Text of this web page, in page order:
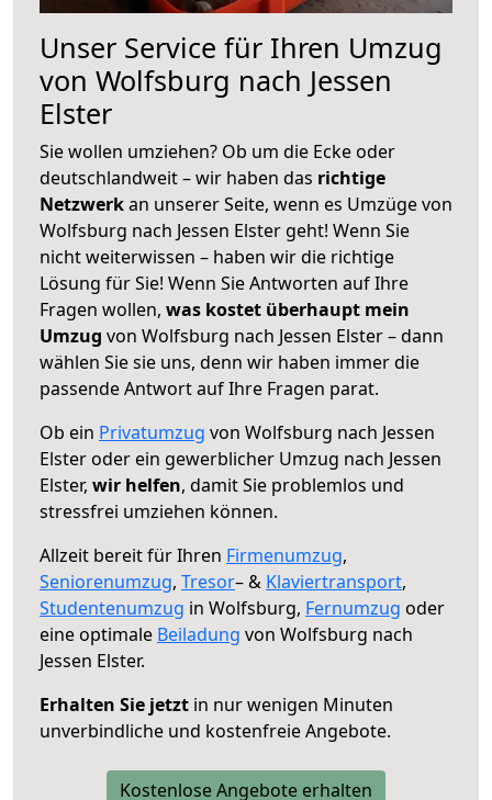
Unser Service für Ihren Umzug
von Wolfsburg nach Jessen
Elster
Sie wollen umziehen? Ob um die Ecke oder
deutschlandweit – wir haben das richtige
Netzwerkan unserer Seite, wenn es Umzüge von
Wolfsburg nach Jessen Elster geht! Wenn Sie
nicht weiterwissen – haben wir die richtige
Lösung für Sie! Wenn Sie Antworten auf Ihre
Fragen wollen, was kostet überhaupt mein
Umzug von Wolfsburg nach Jessen Elster – dann
wählen Sie sie uns, denn wir haben immer die
passende Antwort auf Ihre Fragen parat.
Ob ein Privatumzug von Wolfsburg nach Jessen
Elster oder ein gewerblicher Umzug nach Jessen
Elster, wir helfen, damit Sie problemlos und
stressfrei umziehen können.
Allzeit bereit für Ihren Firmenumzug,
Seniorenumzug, Tresor– & Klaviertransport,
Studentenumzug in Wolfsburg, Fernumzug oder
eine optimale Beiladung von Wolfsburg nach
Jessen Elster.
Erhalten Sie jetzt in nur wenigen Minuten
unverbindliche und kostenfreie Angebote.
Kostenlose Angebote erhalten